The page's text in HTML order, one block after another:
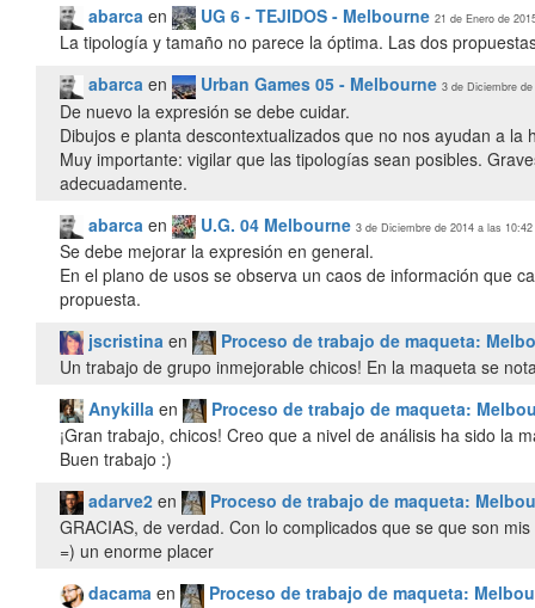
abarca en UG 6 - TEJIDOS - Melbourne 21 de Enero de
La tipología y tamaño no parece la óptima. Las dos
abarca en Urban Games 05 - Melbourne 3 de Diciembre
De nuevo la expresión se debe cuidar.
Dibujos e planta descontextualizados que no nos ayudan a la
Muy importante: vigilar que las tipologías sean posibles.
adecuadamente.
abarca en U.G. 04 Melbourne 3 de Diciembre de 2014 a las 10:42
Se debe mejorar la expresión en general.
En el plano de usos se observa un caos de información que
propuesta.
jscristina en
Proceso de trabajo de maqueta:
Un trabajo de grupo inmejorable chicos! En la maqueta se
Anykilla en
Proceso de trabajo de maqueta:
¡Gran trabajo, chicos! Creo que a nivel de análisis ha sido la
Buen trabajo :)
adarve2 en
Proceso de trabajo de maqueta:
GRACIAS, de verdad. Con lo complicados que se que son
=) un enorme placer
dacama en
Proceso de trabajo de maqueta: